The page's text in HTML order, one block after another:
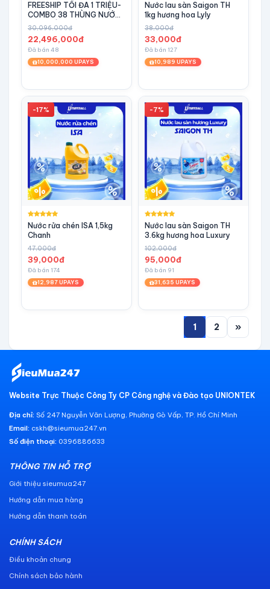
FREESHIP TỐI ĐA 1 TRIỆU-
COMBO 38 THÙNG NƯỚC
GIẶT XẢ SUNNIE DEEP
CLEAN 2IN1 ( 3,4 KG)
30,096,000đ
22,496,000đ
Đã bán 48
10,000,000 UPAYS
Nước lau sàn Saigon TH
1kg hương hoa Lyly
38,000đ
33,000đ
Đã bán 127
10,989 UPAYS
-17%
Nước rửa chén ISA 1,5kg
Chanh
47,000đ
39,000đ
Đã bán 174
12,987 UPAYS
-7%
Nước lau sàn Saigon TH
3.6kg hương hoa Luxury
102,000đ
95,000đ
Đã bán 91
31,635 UPAYS
1 2 »
Website Trực Thuộc Công Ty CP Công nghệ và Đào tạo UNIONTEK
Địa chỉ: Số 247 Nguyễn Văn Lượng, Phường Gò Vấp, TP. Hồ Chí Minh
Email: cskh@sieumua247.vn
Số điện thoại: 0396886633
THÔNG TIN HỖ TRỢ
Giới thiệu sieumua247
Hướng dẫn mua hàng
Hướng dẫn thanh toán
CHÍNH SÁCH
Điều khoản chung
Chính sách bảo hành